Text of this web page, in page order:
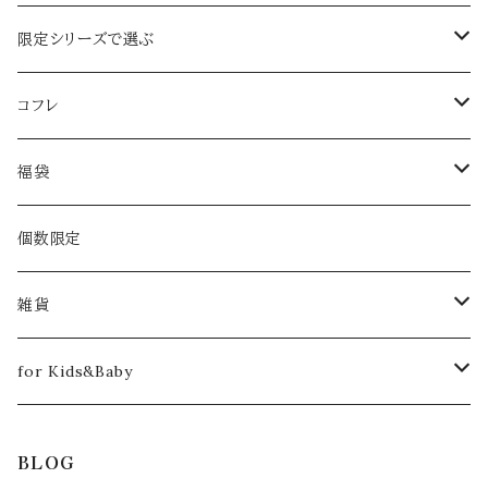
ジャスミン
忘れな草
ミント
ミモザ
ボタニカル
春限定
さくら
デイジー
夏限定
ブルースター
ひまわり
秋限定
月下美人
冬限定
月下美人
満月の日限定
イヤーカフ&ピアスｏｒイヤリング set
イヤーカフ
ピアスｏｒイヤリング
ふたつぶ
雨のしずく
ネックレス
ブレスレット
ブローチ
限定シリーズで選ぶ
2024年限定【Pearl：ぺルル】
春限定
夏限定
秋限定
冬限定
コフレ
2018
クリスマスコフレ【クリスマスローズ】
2019
クリスマスコフレ【雪柳】
2020
春コフレ【ラナンキュラス -ラプンツェル-】
2023
福袋
2020
2021
2022
個数限定
雑貨
クリーニングクロス
for Kids&Baby
BLOG